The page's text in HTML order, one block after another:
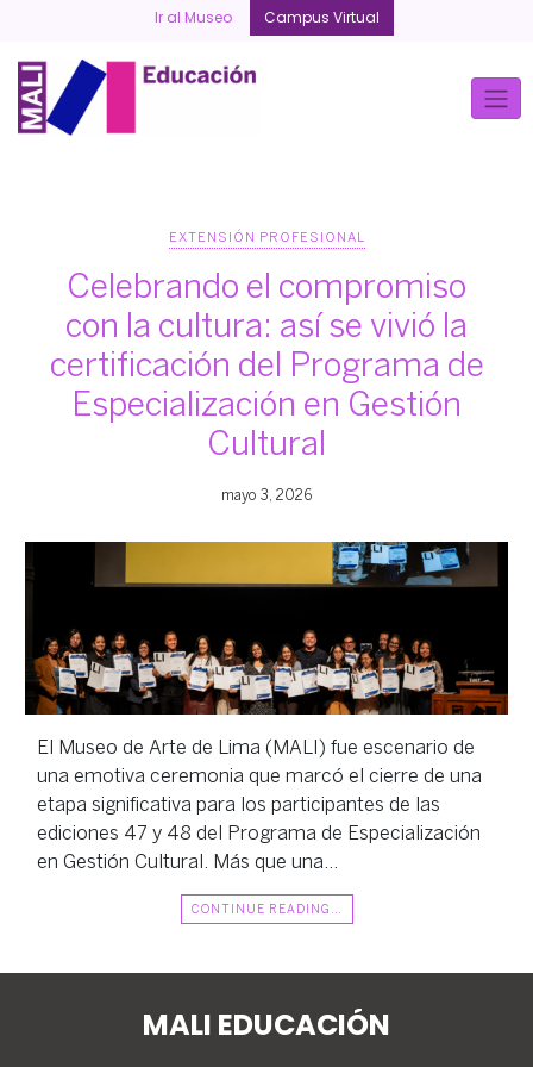
content
Ir al Museo Campus Virtual
EXTENSIÓN PROFESIONAL
Celebrando el compromiso
con la cultura: así se vivió la
certificación del Programa de
Especialización en Gestión
Cultural
mayo 3, 2026
El Museo de Arte de Lima (MALI) fue escenario de
una emotiva ceremonia que marcó el cierre de una
etapa significativa para los participantes de las
ediciones 47 y 48 del Programa de Especialización
en Gestión Cultural. Más que una…
CONTINUE READING…
MALI EDUCACIÓN